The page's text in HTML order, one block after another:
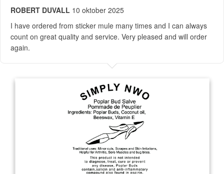
ROBERT DUVALL 10 oktober 2025
I have ordered from sticker mule many times and I can always
count on great quality and service. Very pleased and will order
again.